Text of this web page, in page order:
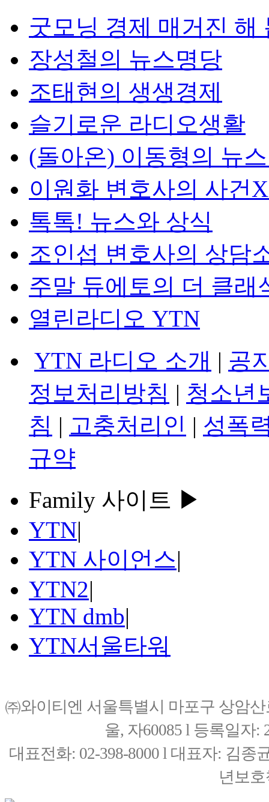
굿모닝 경제 매거진 해
장성철의 뉴스명당
조태현의 생생경제
슬기로운 라디오생활
(돌아온) 이동형의 뉴
이원화 변호사의 사건
톡톡! 뉴스와 상식
조인섭 변호사의 상담
주말 듀에토의 더 클래
열린라디오 YTN
YTN 라디오 소개 | 공
정보처리방침 | 청소년
침 | 고충처리인 | 성폭
규약
Family 사이트 ▶
YTN|
YTN 사이언스|
YTN2|
YTN dmb|
YTN서울타워
㈜와이티엔 서울특별시 마포구 상암
울, 자60085 l 등록일자:
대표전화: 02-398-8000 l 대표자: 김종
년보